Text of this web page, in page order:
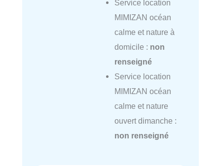
Service location
MIMIZAN océan
calme et nature à
domicile : non
renseigné
Service location
MIMIZAN océan
calme et nature
ouvert dimanche :
non renseigné